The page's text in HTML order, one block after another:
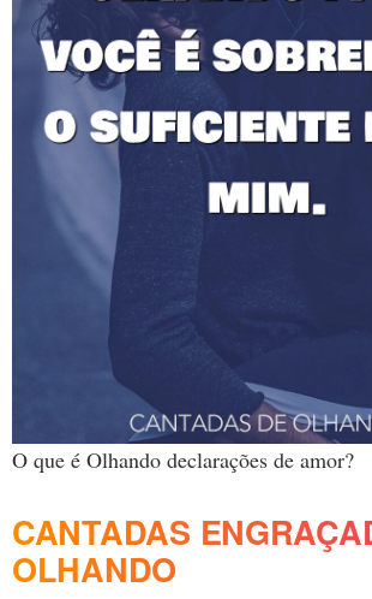
O que é Olhando declarações de amor?
CANTADAS
OLHANDO